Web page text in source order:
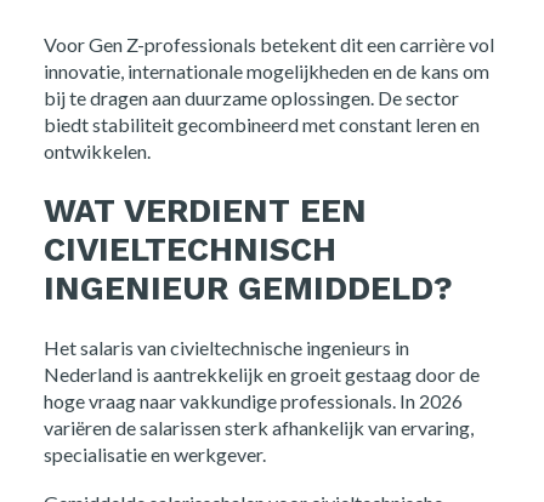
Voor Gen Z-professionals betekent dit een carrière vol
innovatie, internationale mogelijkheden en de kans om
bij te dragen aan duurzame oplossingen. De sector
biedt stabiliteit gecombineerd met constant leren en
ontwikkelen.
WAT VERDIENT EEN
CIVIELTECHNISCH
INGENIEUR GEMIDDELD?
Het salaris van civieltechnische ingenieurs in
Nederland is aantrekkelijk en groeit gestaag door de
hoge vraag naar vakkundige professionals. In 2026
variëren de salarissen sterk afhankelijk van ervaring,
specialisatie en werkgever.